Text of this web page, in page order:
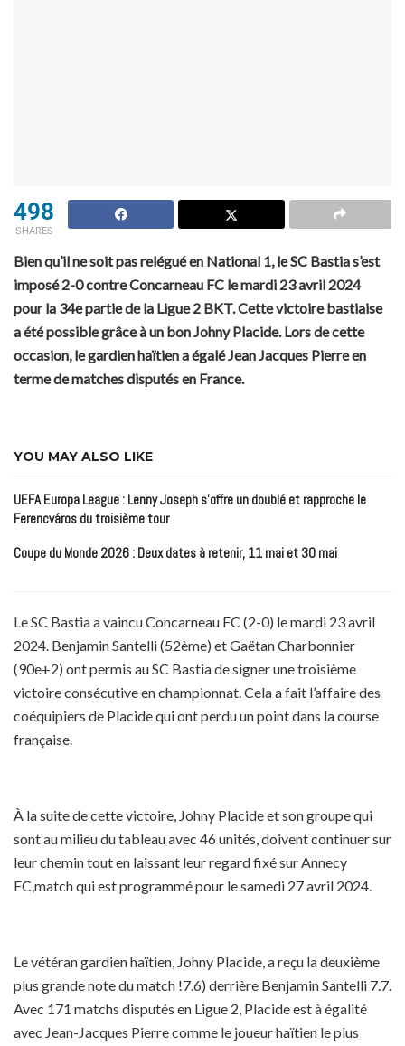
498
SHARES
Bien qu’il ne soit pas relégué en National 1, le SC Bastia s’est
imposé 2-0 contre Concarneau FC le mardi 23 avril 2024
pour la 34e partie de la Ligue 2 BKT. Cette victoire bastiaise
a été possible grâce à un bon Johny Placide. Lors de cette
occasion, le gardien haïtien a égalé Jean Jacques Pierre en
terme de matches disputés en France.
YOU MAY ALSO LIKE
UEFA Europa League : Lenny Joseph s’offre un doublé et rapproche le
Ferencváros du troisième tour
Coupe du Monde 2026 : Deux dates à retenir, 11 mai et 30 mai
Le SC Bastia a vaincu Concarneau FC (2-0) le mardi 23 avril
2024. Benjamin Santelli (52ème) et Gaëtan Charbonnier
(90e+2) ont permis au SC Bastia de signer une troisième
victoire consécutive en championnat. Cela a fait l’affaire des
coéquipiers de Placide qui ont perdu un point dans la course
française.
À la suite de cette victoire, Johny Placide et son groupe qui
sont au milieu du tableau avec 46 unités, doivent continuer sur
leur chemin tout en laissant leur regard fixé sur Annecy
FC,match qui est programmé pour le samedi 27 avril 2024.
Le vétéran gardien haïtien, Johny Placide, a reçu la deuxième
plus grande note du match !7.6) derrière Benjamin Santelli 7.7.
Avec 171 matchs disputés en Ligue 2, Placide est à égalité
avec Jean-Jacques Pierre comme le joueur haïtien le plus